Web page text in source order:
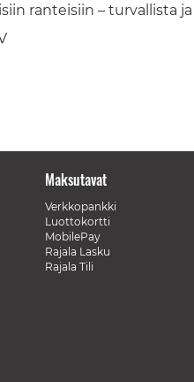
ranteisiin – turvallista
Maksutavat
Verkkopankki
Luottokortti
MobilePay
Rajala Lasku
Rajala Tili